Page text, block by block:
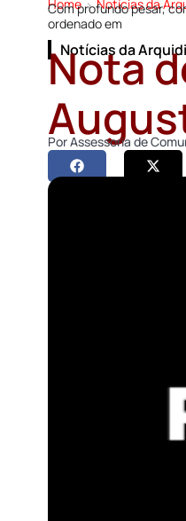
Home > Notícias da
Com profundo pesar,
ordenado em
Notícias da
Nota
PorAssessoria de